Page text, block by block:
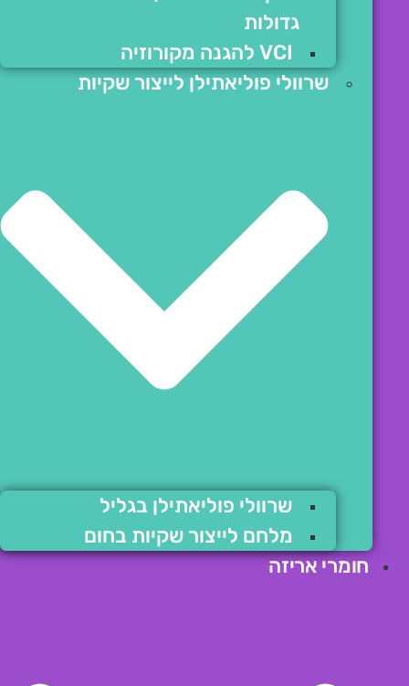
גדולות
VCI להגנה מקורוזיה
שרוולי פוליאתילן לייצור שקיות
שרוולי פוליאתילן בגליל
מלחם לייצור שקיות בחום
חומרי אריזה